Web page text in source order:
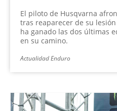
El piloto de Husqvarna
tras reaparecer de su
ha ganado las dos últimas
en su camino.
Actualidad Enduro